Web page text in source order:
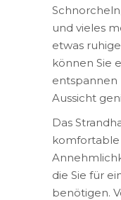
und vieles
etwas
können Sie
entspannen
Aussicht
Das
die Sie für
benötigen.